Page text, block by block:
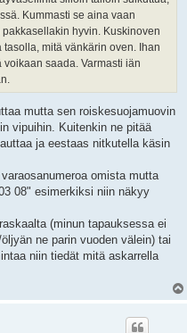
Kummasti se aina vaan
hyvin. Kuskinoven
mitä vänkärin oven. Ihan
saada. Varmasti iän
mutta sen roiskesuojamuovin
vipuihin. Kuitenkin ne pitää
ja eestaas nitkutella käsin
omista mutta
08" esimerkiksi niin näkyy
(minun tapauksessa ei
ne parin vuoden välein) tai
niin tiedät mitä askarrella